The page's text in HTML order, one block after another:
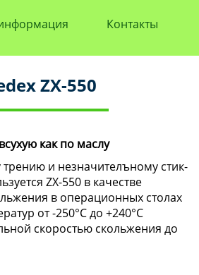
Контакты
ZX-550
как по маслу
и незначителъному стик-
ZX-550 в качестве
в операционных столах
от -250°C до +240°C
скоростью скольжения до